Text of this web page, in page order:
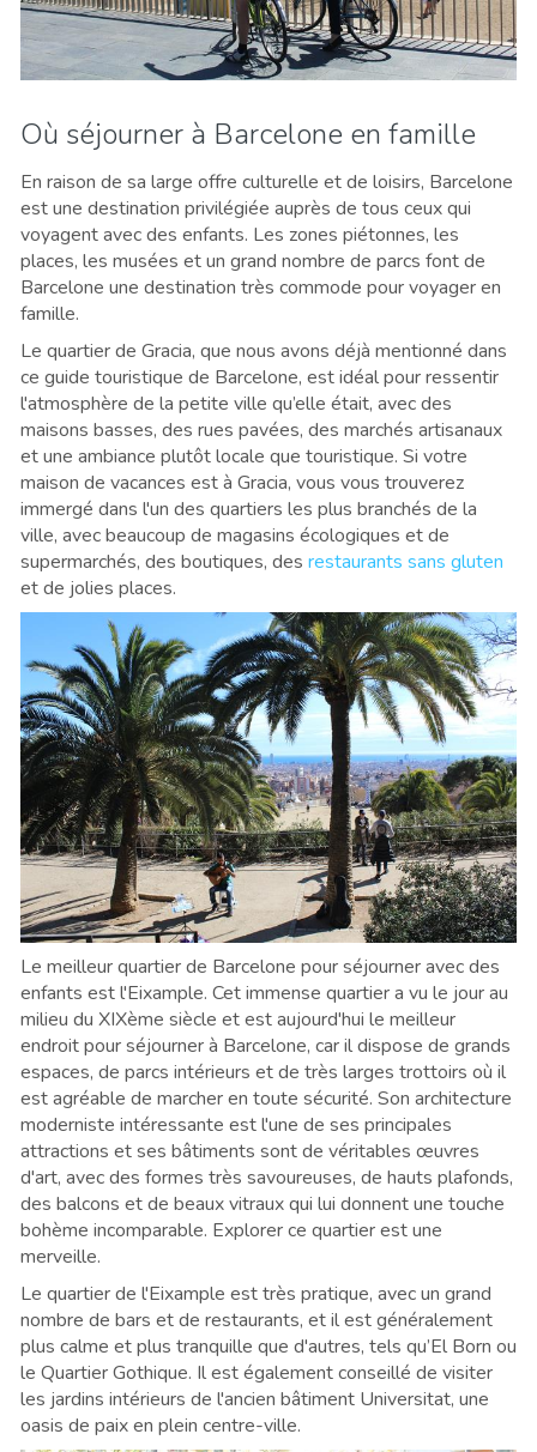
Où séjourner à Barcelone en famille
En raison de sa large offre culturelle et de loisirs, Barcelone
est une destination privilégiée auprès de tous ceux qui
voyagent avec des enfants. Les zones piétonnes, les
places, les musées et un grand nombre de parcs font de
Barcelone une destination très commode pour voyager en
famille.
Le quartier de Gracia, que nous avons déjà mentionné dans
ce guide touristique de Barcelone, est idéal pour ressentir
l'atmosphère de la petite ville qu’elle était, avec des
maisons basses, des rues pavées, des marchés artisanaux
et une ambiance plutôt locale que touristique. Si votre
maison de vacances est à Gracia, vous vous trouverez
immergé dans l'un des quartiers les plus branchés de la
ville, avec beaucoup de magasins écologiques et de
supermarchés, des boutiques, des restaurants sans gluten
et de jolies places.
Le meilleur quartier de Barcelone pour séjourner avec des
enfants est l'Eixample. Cet immense quartier a vu le jour au
milieu du XIXème siècle et est aujourd'hui le meilleur
endroit pour séjourner à Barcelone, car il dispose de grands
espaces, de parcs intérieurs et de très larges trottoirs où il
est agréable de marcher en toute sécurité. Son architecture
moderniste intéressante est l'une de ses principales
attractions et ses bâtiments sont de véritables œuvres
d'art, avec des formes très savoureuses, de hauts plafonds,
des balcons et de beaux vitraux qui lui donnent une touche
bohème incomparable. Explorer ce quartier est une
merveille.
Le quartier de l'Eixample est très pratique, avec un grand
nombre de bars et de restaurants, et il est généralement
plus calme et plus tranquille que d'autres, tels qu’El Born ou
le Quartier Gothique. Il est également conseillé de visiter
les jardins intérieurs de l'ancien bâtiment Universitat, une
oasis de paix en plein centre-ville.